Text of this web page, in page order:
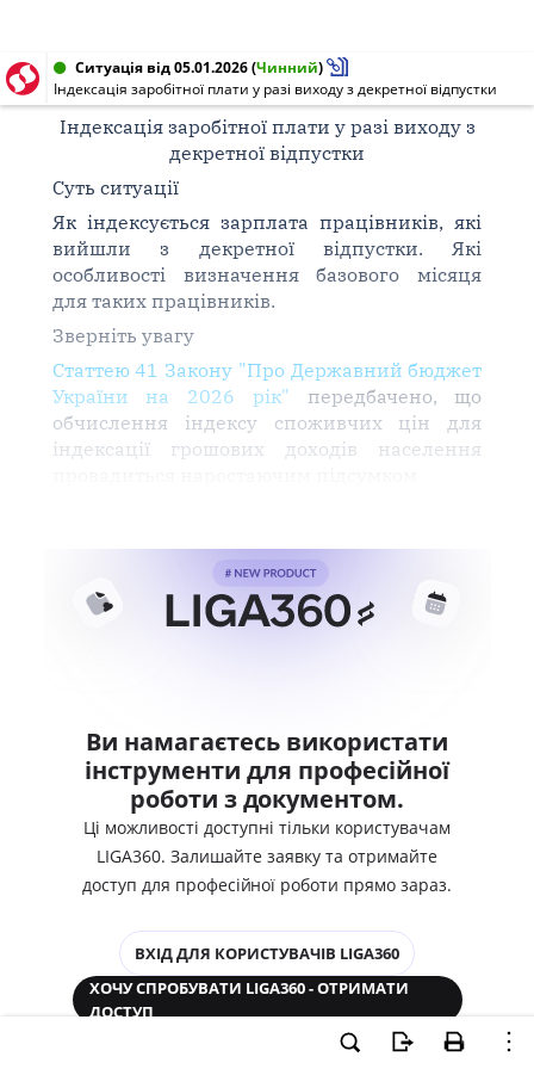
Ситуація від 05.01.2026(Чинний)
Індексація заробітної плати у разі виходу з декретної відпустки
Індексація заробітної плати у разі виходу з
декретної відпустки
Суть ситуації
Як індексується зарплата працівників, які
вийшли з декретної відпустки. Які
особливості визначення базового місяця
для таких працівників.
Зверніть увагу
Статтею 41 Закону "Про Державний бюджет
України на 2026 рік" передбачено, що
обчислення індексу споживчих цін для
індексації грошових доходів населення
Ви намагаєтесь використати
інструменти для професійної
роботи з документом.
Ці можливості доступні тільки користувачам
LIGA360. Залишайте заявку та отримайте
доступ для професійної роботи прямо зараз.
ВХІД ДЛЯ КОРИСТУВАЧІВ LIGA360
ХОЧУ СПРОБУВАТИ LIGA360 - ОТРИМАТИ
ДОСТУП